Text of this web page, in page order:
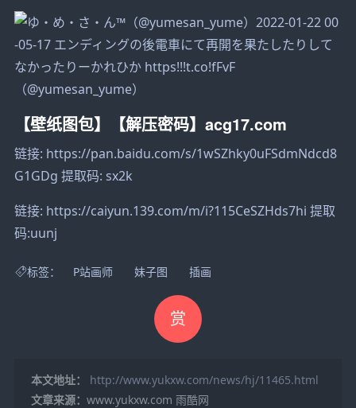
（@yumesan_yume）
【壁纸图包】【解压密码】acg17.com
链接: https://pan.baidu.com/s/1wSZhky0uFSdmNdcd8
G1GDg 提取码: sx2k
链接: https://caiyun.139.com/m/i?115CeSZHds7hi 提取
码:uunj
标签： P站画师 妹子图 插画
赏
本文地址：
http://www.yukxw.com/news/hj/11465.html
文章来源： www.yukxw.com 雨酷网